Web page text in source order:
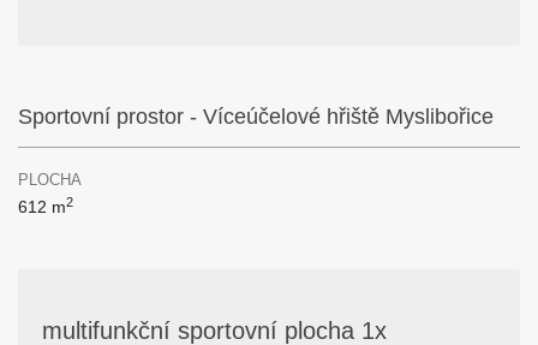
Sportovní prostor - Víceúčelové hřiště Myslibořice
PLOCHA
612 m2
multifunkční sportovní plocha 1x